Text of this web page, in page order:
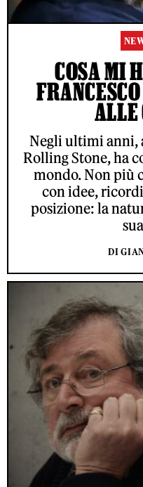
COSA MI
ALLE
Negli ultimi anni,
Rolling Stone, ha
mondo. Non più
con idee,
posizione: la
DI